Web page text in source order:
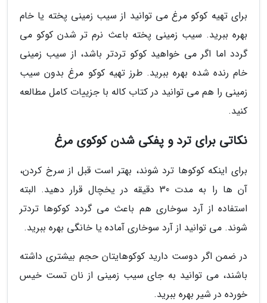
برای تهیه کوکو مرغ می توانید از سیب زمینی پخته یا خام
بهره ببرید. سیب زمینی پخته باعث نرم تر شدن کوکو می
گردد اما اگر می خواهید کوکو تردتر باشد، از سیب زمینی
خام رنده شده بهره ببرید. طرز تهیه کوکو مرغ بدون سیب
زمینی را هم می توانید در کتاب کاله با جزییات کامل مطالعه
کنید.
نکاتی برای ترد و پفکی شدن کوکوی مرغ
برای اینکه کوکوها ترد شوند، بهتر است قبل از سرخ کردن،
آن ها را به مدت 30 دقیقه در یخچال قرار دهید. البته
استفاده از آرد سوخاری هم باعث می گردد کوکوها تردتر
شوند. می توانید از آرد سوخاری آماده یا خانگی بهره ببرید.
در ضمن اگر دوست دارید کوکوهایتان حجم بیشتری داشته
باشند، می توانید به جای سیب زمینی از نان تست خیس
خورده در شیر بهره ببرید.